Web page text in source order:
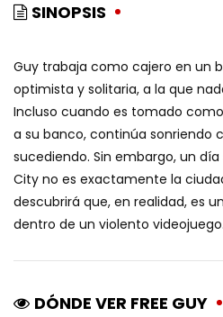
SINOPSIS
Guy trabaja como cajero en un
optimista y solitaria, a la que
Incluso cuando es tomado
a su banco, continúa sonriendo
sucediendo. Sin embargo, un
City no es exactamente la
descubrirá que, en realidad, es
dentro de un violento videojuego.
DÓNDE VER FREE GUY